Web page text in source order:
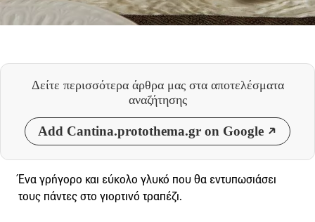
Δείτε περισσότερα άρθρα μας στα αποτελέσματα
αναζήτησης
Add Cantina.protothema.gr on Google
Ένα γρήγορο και εύκολο γλυκό που θα εντυπωσιάσει
τους πάντες στο γιορτινό τραπέζι.